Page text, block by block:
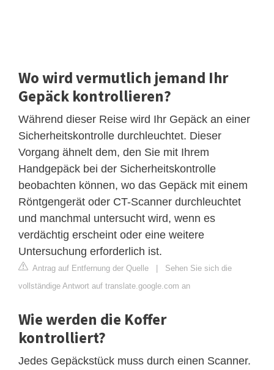
Wo wird vermutlich jemand Ihr
Gepäck kontrollieren?
Während dieser Reise wird Ihr Gepäck an einer
Sicherheitskontrolle durchleuchtet. Dieser
Vorgang ähnelt dem, den Sie mit Ihrem
Handgepäck bei der Sicherheitskontrolle
beobachten können, wo das Gepäck mit einem
Röntgengerät oder CT-Scanner durchleuchtet
und manchmal untersucht wird, wenn es
verdächtig erscheint oder eine weitere
Untersuchung erforderlich ist.
Antrag auf Entfernung der Quelle | Sehen Sie sich die
vollständige Antwort auf translate.google.com an
Wie werden die Koffer
kontrolliert?
Jedes Gepäckstück muss durch einen Scanner.